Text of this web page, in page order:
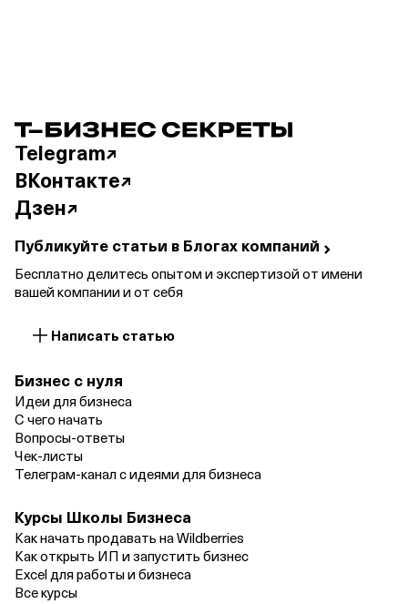
Telegram
ВКонтакте
Дзен
Публикуйте статьи в Блогахкомпаний
Бесплатно делитесь опытом и экспертизой от имени
вашей компании и от себя
Написать статью
Бизнес с нуля
Идеи для бизнеса
С чего начать
Вопросы‑ответы
Чек‑листы
Телеграм‑канал с идеями для бизнеса
Курсы Школы Бизнеса
Как начать продавать на Wildberries
Как открыть ИП и запустить бизнес
Excel для работы и бизнеса
Все курсы